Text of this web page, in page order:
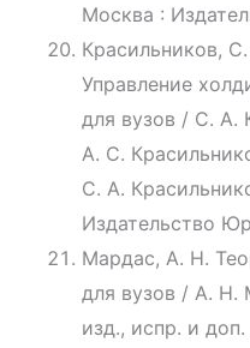
Москва :
Красильников,
Управление
для вузов / С. А.
А. С.
С. А.
Издательство
Мардас, А. Н.
для вузов / А. Н.
изд., испр. и